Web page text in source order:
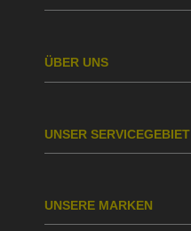
ÜBER UNS
UNSER SERVICEGEBIET
UNSERE MARKEN